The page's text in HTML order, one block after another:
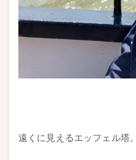
遠くに見えるエッフェル塔。